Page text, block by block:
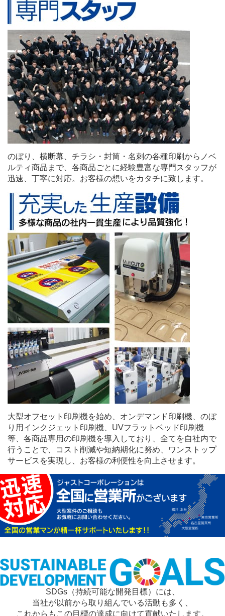
のぼり、横断幕、チラシ・封筒・名刺の各種印刷からノベ
ルティ商品まで、各商品ごとに経験豊富な専門スタッフが
迅速、丁寧に対応。お客様の想いをカタチに致します。
大型オフセット印刷機を始め、オンデマンド印刷機、のぼ
り用インクジェット印刷機、UVフラットベッド印刷機
等、各商品専用の印刷機を導入しており、全てを自社内で
行うことで、コスト削減や短納期化に努め、ワンストップ
サービスを実現し、お客様の利便性を向上させます。
SDGs（持続可能な開発目標）には、
当社が以前から取り組んでいる活動も多く、
これからもこの目標の達成に向けて貢献いたします。